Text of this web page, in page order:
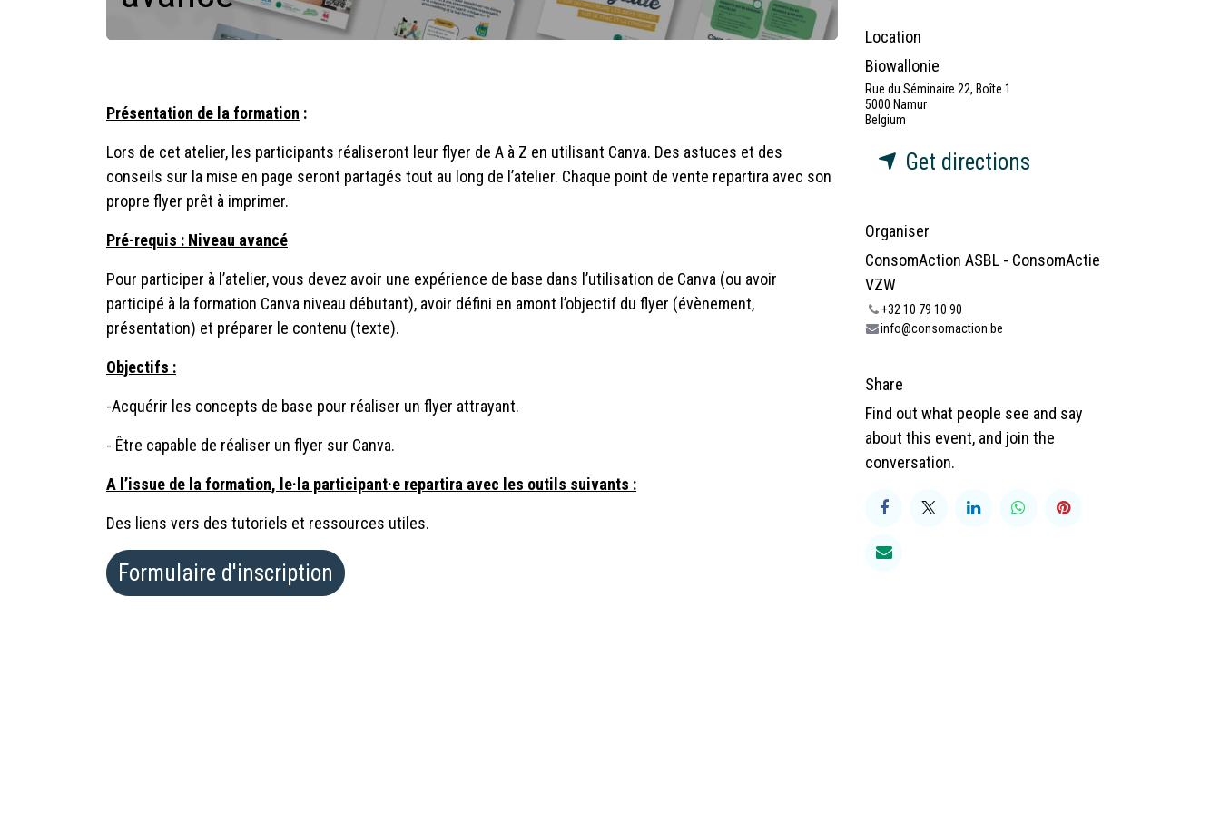
Présentation de la formation :
Lors de cet atelier, les participants réaliseront leur flyer de A à Z en utilisant Canva. Des astuces et des
conseils sur la mise en page seront partagés tout au long de l’atelier. Chaque point de vente repartira avec son
propre flyer prêt à imprimer.
Pré-requis : Niveau avancé
Pour participer à l’atelier, vous devez avoir une expérience de base dans l’utilisation de Canva (ou avoir
participé à la formation Canva niveau débutant), avoir défini en amont l’objectif du flyer (évènement,
présentation) et préparer le contenu (texte).
Objectifs :
-Acquérir les concepts de base pour réaliser un flyer attrayant.
- Être capable de réaliser un flyer sur Canva.
A l’issue de la formation, le·la participant·e repartira avec les outils suivants :
Des liens vers des tutoriels et ressources utiles.
Formulaire d'inscription
Location
Biowallonie
Rue du Séminaire 22, Boîte 1
5000 Namur
Belgium
Get directions
Organiser
ConsomAction ASBL - ConsomActie
VZW
+32 10 79 10 90
info@consomaction.be
Share
Find out what people see and say
about this event, and join the
conversation.